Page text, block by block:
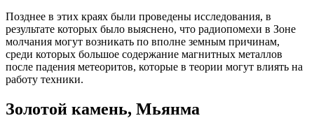
Позднее в этих краях были проведены исследования, в
результате которых было выяснено, что радиопомехи в Зоне
молчания могут возникать по вполне земным причинам,
среди которых большое содержание магнитных металлов
после падения метеоритов, которые в теории могут влиять на
работу техники.
Золотой камень, Мьянма